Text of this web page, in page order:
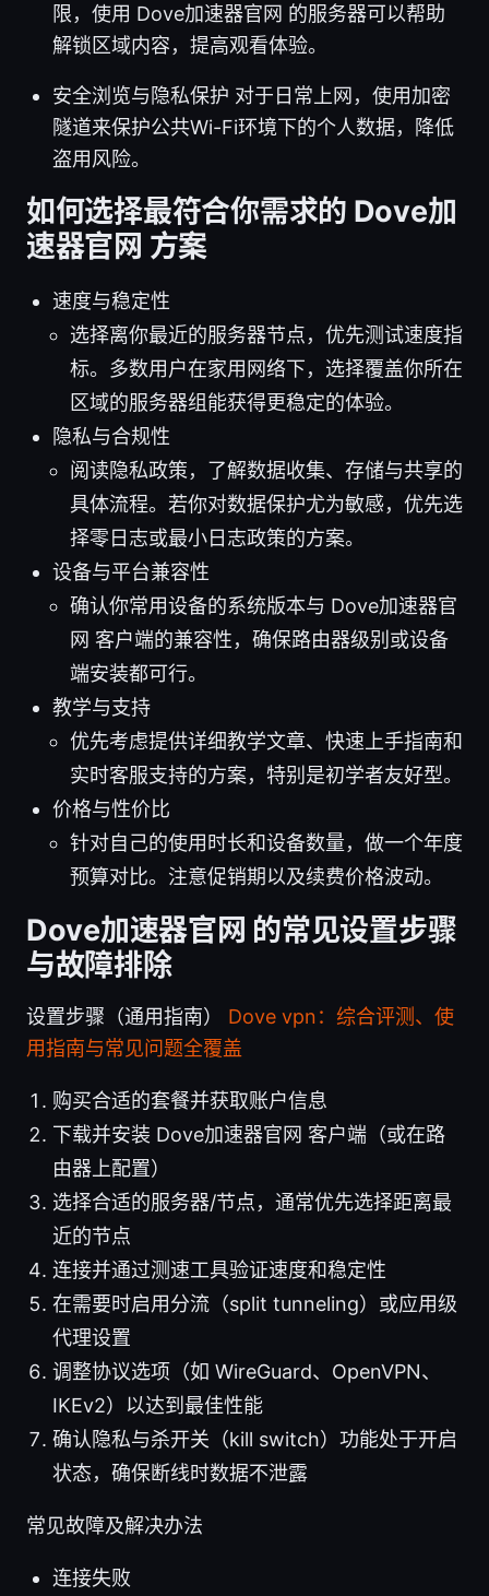
限，使用 Dove加速器官网 的服务器可以帮助
解锁区域内容，提高观看体验。
安全浏览与隐私保护 对于日常上网，使用加密
隧道来保护公共Wi-Fi环境下的个人数据，降低
盗用风险。
如何选择最符合你需求的 Dove加
速器官网 方案
速度与稳定性
选择离你最近的服务器节点，优先测试速度指
标。多数用户在家用网络下，选择覆盖你所在
区域的服务器组能获得更稳定的体验。
隐私与合规性
阅读隐私政策，了解数据收集、存储与共享的
具体流程。若你对数据保护尤为敏感，优先选
择零日志或最小日志政策的方案。
设备与平台兼容性
确认你常用设备的系统版本与 Dove加速器官
网 客户端的兼容性，确保路由器级别或设备
端安装都可行。
教学与支持
优先考虑提供详细教学文章、快速上手指南和
实时客服支持的方案，特别是初学者友好型。
价格与性价比
针对自己的使用时长和设备数量，做一个年度
预算对比。注意促销期以及续费价格波动。
Dove加速器官网 的常见设置步骤
与故障排除
设置步骤（通用指南） Dove vpn：综合评测、使
用指南与常见问题全覆盖
购买合适的套餐并获取账户信息
下载并安装 Dove加速器官网 客户端（或在路
由器上配置）
选择合适的服务器/节点，通常优先选择距离最
近的节点
连接并通过测速工具验证速度和稳定性
在需要时启用分流（split tunneling）或应用级
代理设置
调整协议选项（如 WireGuard、OpenVPN、
IKEv2）以达到最佳性能
确认隐私与杀开关（kill switch）功能处于开启
状态，确保断线时数据不泄露
常见故障及解决办法
连接失败